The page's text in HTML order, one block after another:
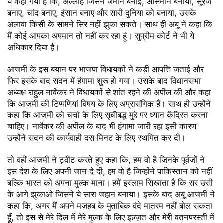
बनाए, चांद बनाए, इंसान बनाए और सारी दुनिया को बनाया, उसके
अलावा किसी के सामने सिर नहीं झुका सकते। साथ ही अबू ने कहा कि
मैं कोई आपका अपमान तो नहीं कर रहा हूं। सुप्रीम कोर्ट ने भी ये
अधिकार दिया है।
आजमी के इस बयान पर भाजपा विधायकों ने कड़ी आपत्ति जताई और
फिर इसके बाद सदन में हंगामा शुरू हो गया। उसके बाद विधानसभा
अध्यक्ष राहुल नार्वेकर ने विधायकों से शांत रहने की अपील की और कहा
कि आजमी की टिप्पणियां विषय के लिए अप्रासंगिक हैं। साथ ही उन्होंने
कहा कि आजमी को चर्चा के लिए सूचीबद्ध मुद्दे पर ध्यान केंद्रित करना
चाहिए। नार्वेकर की अपील के बाद भी हंगामा जारी रहा इसी कारण
उन्होंने सदन की कार्यवाही दस मिनट के लिए स्थगित कर दी।
तो वहीं आजमी ने ट्वीट करते हुए कहा कि, हम वो है जिनके पूर्वजों ने
इस देश के लिए अपनी जान दे दी, हम वो है जिन्होंने पाकिस्तान को नहीं
बल्कि भारत को अपना मुल्क माना। हमें इस्लाम सिखाता है कि सर उसी
के आगे झुकाओ जिसने ये सारा जहान बनाया। इसके बाद अबू आजमी ने
कहा कि, अगर मैं अपने मज़हब के मुताबिक वंदे मातरम नहीं बोल सकता
हूँ, तो इस से मेरे दिल में मेरे मुल्क के लिए इज़्ज़त और मेरी वतनपरस्ती में